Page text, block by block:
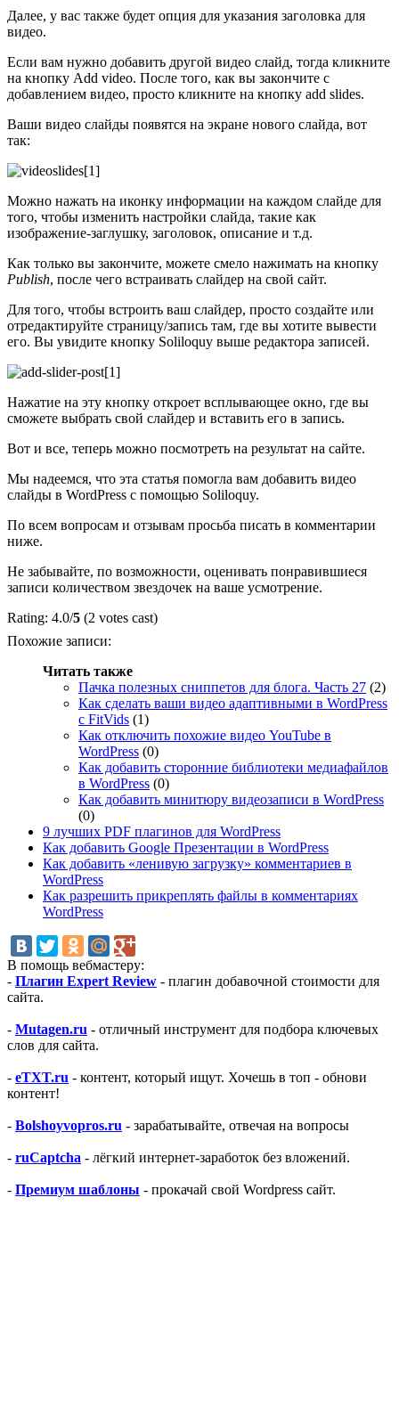
Далее, у вас также будет опция для указания заголовка для
видео.
Если вам нужно добавить другой видео слайд, тогда кликните
на кнопку Add video. После того, как вы закончите с
добавлением видео, просто кликните на кнопку add slides.
Ваши видео слайды появятся на экране нового слайда, вот
так:
Можно нажать на иконку информации на каждом слайде для
того, чтобы изменить настройки слайда, такие как
изображение-заглушку, заголовок, описание и т.д.
Как только вы закончите, можете смело нажимать на кнопку
Publish, после чего встраивать слайдер на свой сайт.
Для того, чтобы встроить ваш слайдер, просто создайте или
отредактируйте страницу/запись там, где вы хотите вывести
его. Вы увидите кнопку Soliloquy выше редактора записей.
Нажатие на эту кнопку откроет всплывающее окно, где вы
сможете выбрать свой слайдер и вставить его в запись.
Вот и все, теперь можно посмотреть на результат на сайте.
Мы надеемся, что эта статья помогла вам добавить видео
слайды в WordPress с помощью Soliloquy.
По всем вопросам и отзывам просьба писать в комментарии
ниже.
Не забывайте, по возможности, оценивать понравившиеся
записи количеством звездочек на ваше усмотрение.
Rating: 4.0/5 (2 votes cast)
Похожие записи:
Читать также
Пачка полезных сниппетов для блога. Часть 27 (2)
Как сделать ваши видео адаптивными в WordPress
с FitVids (1)
Как отключить похожие видео YouTube в
WordPress (0)
Как добавить сторонние библиотеки медиафайлов
в WordPress (0)
Как добавить минитюру видеозаписи в WordPress
(0)
9 лучших PDF плагинов для WordPress
Как добавить Google Презентации в WordPress
Как добавить «ленивую загрузку» комментариев в
WordPress
Как разрешить прикреплять файлы в комментариях
WordPress
В помощь вебмастеру:
- Плагин Expert Review - плагин добавочной стоимости для
сайта.
- Mutagen.ru - отличный инструмент для подбора ключевых
слов для сайта.
- eTXT.ru - контент, который ищут. Хочешь в топ - обнови
контент!
- Bolshoyvopros.ru - зарабатывайте, отвечая на вопросы
- ruCaptcha - лёгкий интернет-заработок без вложений.
- Премиум шаблоны - прокачай свой Wordpress сайт.